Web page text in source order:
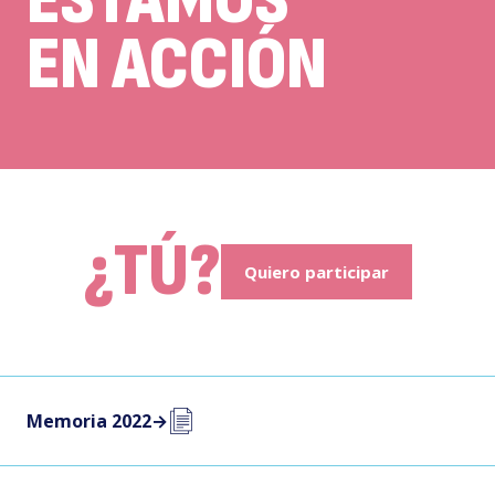
EN ACCIÓN
¿TÚ? Quiero participar
Memoria 2022→